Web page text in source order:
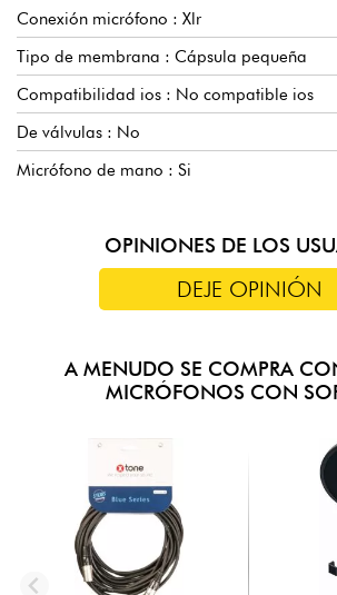
Conexión micrófono : Xlr
Tipo de membrana : Cápsula pequeña
Compatibilidad ios : No compatible ios
De válvulas : No
Micrófono de mano : Si
OPINIONES DE LOS
DEJE OPINIÓN
A MENUDO SE COMPRA
MICRÓFONOS CON